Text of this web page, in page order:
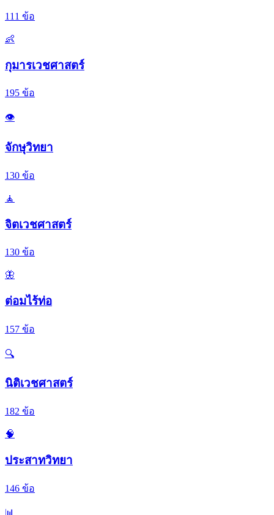
111 ข้อ
👶
กุมารเวชศาสตร์
195 ข้อ
👁️
จักษุวิทยา
130 ข้อ
🧘
จิตเวชศาสตร์
130 ข้อ
🦋
ต่อมไร้ท่อ
157 ข้อ
🔍
นิติเวชศาสตร์
182 ข้อ
🧠
ประสาทวิทยา
146 ข้อ
📊